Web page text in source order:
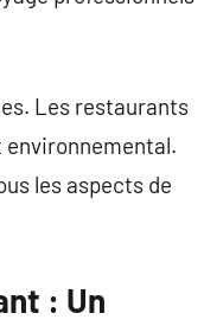
Les restaurants
les aspects de
: Un